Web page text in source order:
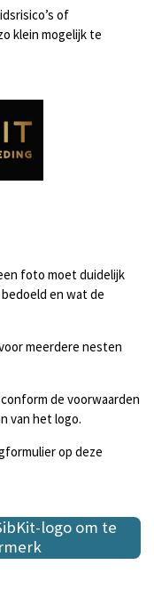
of
klein mogelijk te
foto moet duidelijk
en wat de
meerdere nesten
de voorwaarden
van het logo.
op deze
logo om te